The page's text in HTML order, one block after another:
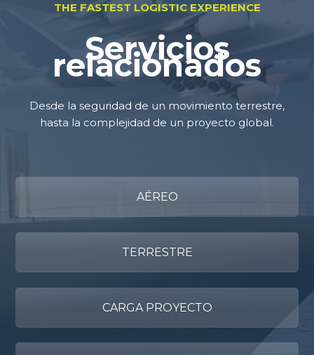
THE FASTEST LOGISTIC EXPERIENCE
Servicios
relacionados
Desde la seguridad de un movimiento terrestre,
hasta la complejidad de un proyecto global.
AÉREO
TERRESTRE
CARGA PROYECTO